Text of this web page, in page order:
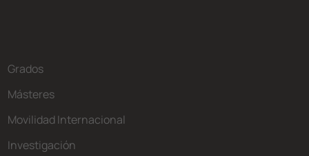
Grados
Másteres
Movilidad Internacional
Investigación